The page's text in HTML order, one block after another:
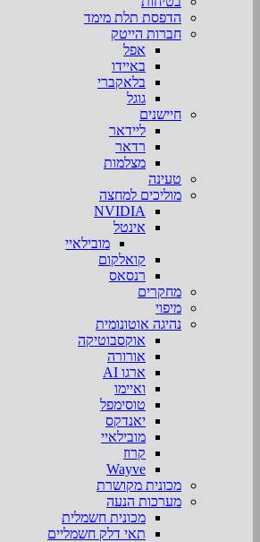
הדפסת תלת מימד
חברות הייטק
אפל
באיידו
בלאקברי
גוגל
חיישנים
ליידאר
רדאר
מצלמות
טעינה
מוליכים למחצה
NVIDIA
אינטל
מובילאיי
קואלקום
רנסאס
מחקרים
מיפוי
נהיגה אוטונומית
אוקסבוטיקה
אורורה
ארגו AI
ואיימו
טוסימפל
יאנדקס
מובילאיי
קרוז
Wayve
מכונית מקושרת
מערכות הנעה
מכונית חשמלית
תאי דלק חשמליים